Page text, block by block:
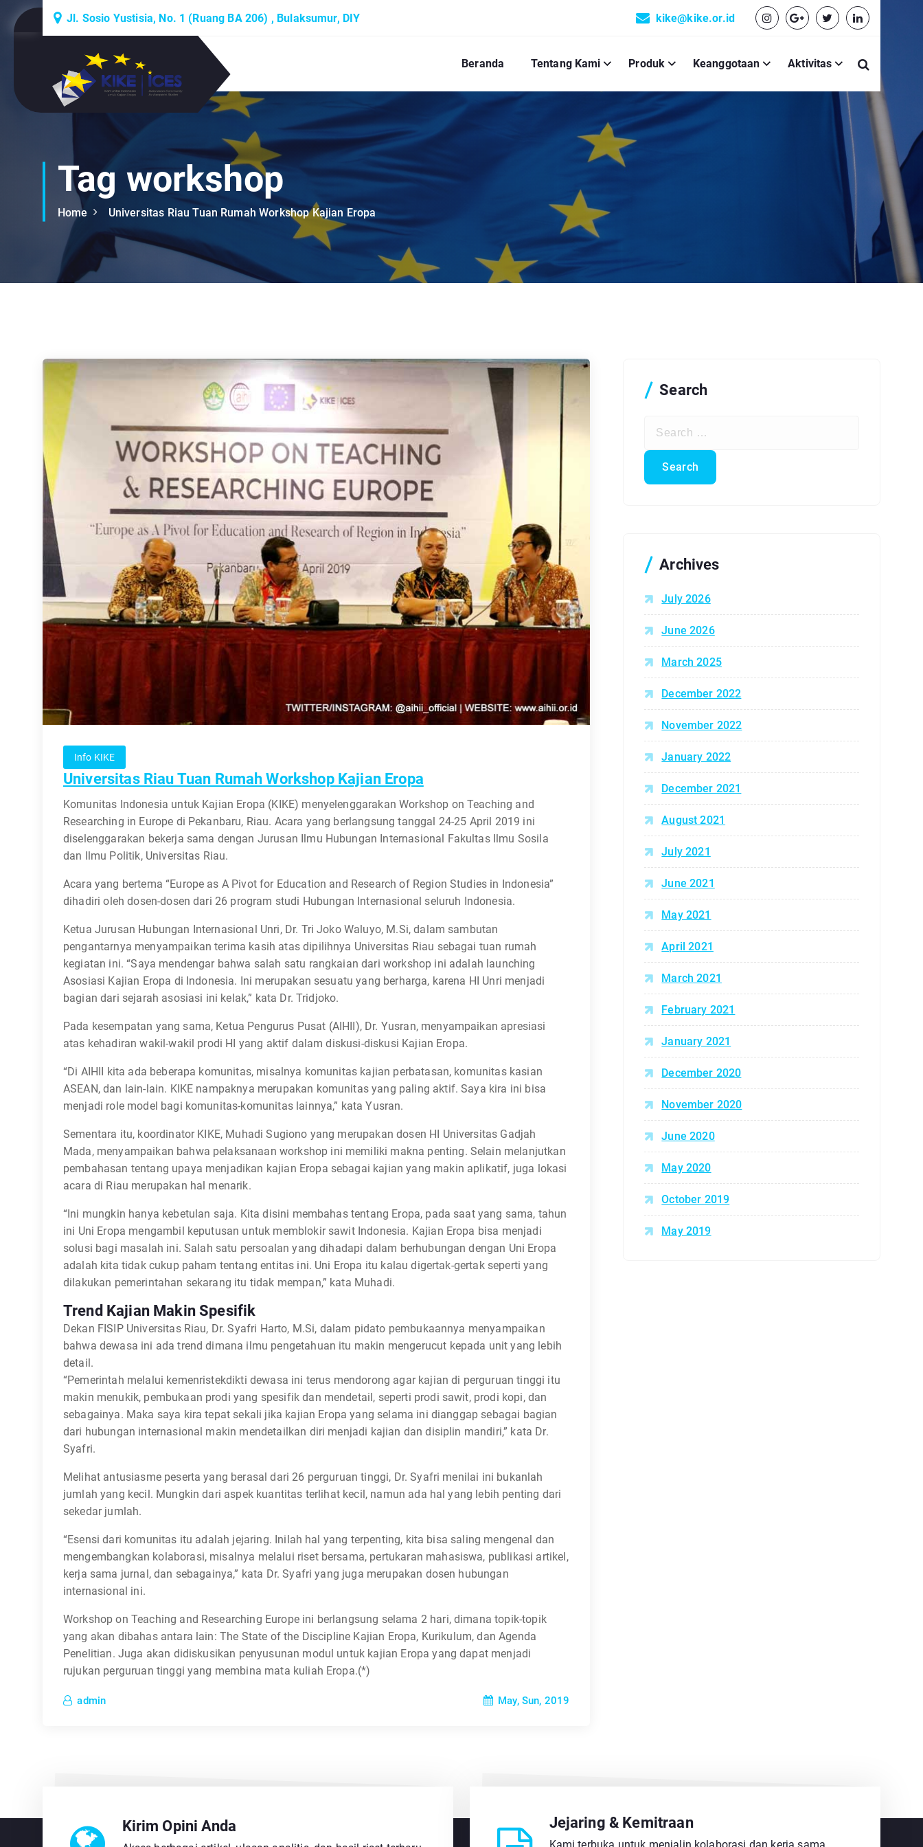
Jl. Sosio Yustisia, No. 1 (Ruang BA 206) , Bulaksumur, DIY kike@kike.or.id
Lembaga Think-Thank yang Berdiskusi
Tentang Eropa
Beranda Tentang Kami Produk Keanggotaan Aktivitas
Tag workshop
Home Universitas Riau Tuan Rumah Workshop Kajian Eropa
Info KIKE
Universitas Riau Tuan Rumah Workshop Kajian Eropa
Komunitas Indonesia untuk Kajian Eropa (KIKE) menyelenggarakan Workshop on Teaching and
Researching in Europe di Pekanbaru, Riau. Acara yang berlangsung tanggal 24-25 April 2019 ini
diselenggarakan bekerja sama dengan Jurusan Ilmu Hubungan Internasional Fakultas Ilmu Sosila
dan Ilmu Politik, Universitas Riau.
Acara yang bertema “Europe as A Pivot for Education and Research of Region Studies in Indonesia”
dihadiri oleh dosen-dosen dari 26 program studi Hubungan Internasional seluruh Indonesia.
Ketua Jurusan Hubungan Internasional Unri, Dr. Tri Joko Waluyo, M.Si, dalam sambutan
pengantarnya menyampaikan terima kasih atas dipilihnya Universitas Riau sebagai tuan rumah
kegiatan ini. “Saya mendengar bahwa salah satu rangkaian dari workshop ini adalah launching
Asosiasi Kajian Eropa di Indonesia. Ini merupakan sesuatu yang berharga, karena HI Unri menjadi
bagian dari sejarah asosiasi ini kelak,” kata Dr. Tridjoko.
Pada kesempatan yang sama, Ketua Pengurus Pusat (AIHII), Dr. Yusran, menyampaikan apresiasi
atas kehadiran wakil-wakil prodi HI yang aktif dalam diskusi-diskusi Kajian Eropa.
“Di AIHII kita ada beberapa komunitas, misalnya komunitas kajian perbatasan, komunitas kasian
ASEAN, dan lain-lain. KIKE nampaknya merupakan komunitas yang paling aktif. Saya kira ini bisa
menjadi role model bagi komunitas-komunitas lainnya,” kata Yusran.
Sementara itu, koordinator KIKE, Muhadi Sugiono yang merupakan dosen HI Universitas Gadjah
Mada, menyampaikan bahwa pelaksanaan workshop ini memiliki makna penting. Selain melanjutkan
pembahasan tentang upaya menjadikan kajian Eropa sebagai kajian yang makin aplikatif, juga lokasi
acara di Riau merupakan hal menarik.
“Ini mungkin hanya kebetulan saja. Kita disini membahas tentang Eropa, pada saat yang sama, tahun
ini Uni Eropa mengambil keputusan untuk memblokir sawit Indonesia. Kajian Eropa bisa menjadi
solusi bagi masalah ini. Salah satu persoalan yang dihadapi dalam berhubungan dengan Uni Eropa
adalah kita tidak cukup paham tentang entitas ini. Uni Eropa itu kalau digertak-gertak seperti yang
dilakukan pemerintahan sekarang itu tidak mempan,” kata Muhadi.
Trend Kajian Makin Spesifik
Dekan FISIP Universitas Riau, Dr. Syafri Harto, M.Si, dalam pidato pembukaannya menyampaikan
bahwa dewasa ini ada trend dimana ilmu pengetahuan itu makin mengerucut kepada unit yang lebih
detail.
“Pemerintah melalui kemenristekdikti dewasa ini terus mendorong agar kajian di perguruan tinggi itu
makin menukik, pembukaan prodi yang spesifik dan mendetail, seperti prodi sawit, prodi kopi, dan
sebagainya. Maka saya kira tepat sekali jika kajian Eropa yang selama ini dianggap sebagai bagian
dari hubungan internasional makin mendetailkan diri menjadi kajian dan disiplin mandiri,” kata Dr.
Syafri.
Melihat antusiasme peserta yang berasal dari 26 perguruan tinggi, Dr. Syafri menilai ini bukanlah
jumlah yang kecil. Mungkin dari aspek kuantitas terlihat kecil, namun ada hal yang lebih penting dari
sekedar jumlah.
“Esensi dari komunitas itu adalah jejaring. Inilah hal yang terpenting, kita bisa saling mengenal dan
mengembangkan kolaborasi, misalnya melalui riset bersama, pertukaran mahasiswa, publikasi artikel,
kerja sama jurnal, dan sebagainya,” kata Dr. Syafri yang juga merupakan dosen hubungan
internasional ini.
Workshop on Teaching and Researching Europe ini berlangsung selama 2 hari, dimana topik-topik
yang akan dibahas antara lain: The State of the Discipline Kajian Eropa, Kurikulum, dan Agenda
Penelitian. Juga akan didiskusikan penyusunan modul untuk kajian Eropa yang dapat menjadi
rujukan perguruan tinggi yang membina mata kuliah Eropa.(*)
admin May, Sun, 2019
Search
a
:
Archives
July 2026
June 2026
March 2025
December 2022
November 2022
January 2022
December 2021
August 2021
July 2021
June 2021
May 2021
April 2021
March 2021
February 2021
January 2021
December 2020
November 2020
June 2020
May 2020
October 2019
May 2019
Kirim Opini Anda Jejaring & Kemitraan